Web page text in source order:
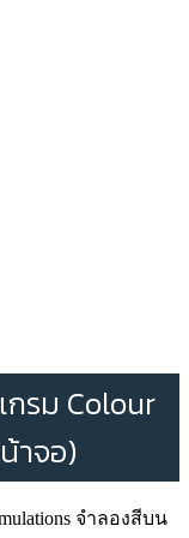
รม Colour
าจอ)